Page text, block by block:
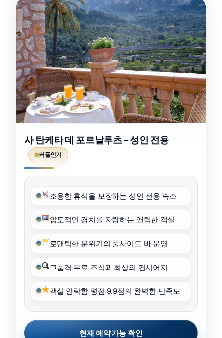
사 탄케타 데 포르날루츠 – 성인 전용
커플인기
조용한 휴식을 보장하는 성인 전용 숙소
압도적인 경치를 자랑하는 앤틱한 객실
로맨틱한 분위기의 풀사이드 바 운영
고품격 무료 조식과 최상의 컨시어지
객실 안락함 평점 9.9점의 완벽한 만족도
현재 예약 가능 확인